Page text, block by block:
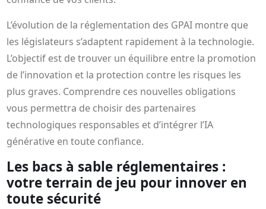
L’évolution de la réglementation des GPAI montre que
les législateurs s’adaptent rapidement à la technologie.
L’objectif est de trouver un équilibre entre la promotion
de l’innovation et la protection contre les risques les
plus graves. Comprendre ces nouvelles obligations
vous permettra de choisir des partenaires
technologiques responsables et d’intégrer l’IA
générative en toute confiance.
Les bacs à sable réglementaires :
votre terrain de jeu pour innover en
toute sécurité